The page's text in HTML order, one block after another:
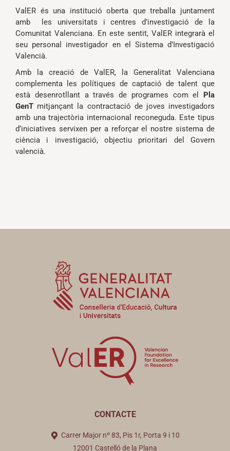
ValER és una institució oberta que treballa juntament
amb les universitats i centres d’investigació de la
Comunitat Valenciana. En este sentit, ValER integrarà el
seu personal investigador en el Sistema d’Investigació
Valencià.
Amb la creació de ValER, la Generalitat Valenciana
complementa les polítiques de captació de talent que
està desenrotllant a través de programes com el Pla
GenT mitjançant la contractació de joves investigadors
amb una trajectòria internacional reconeguda. Este tipus
d’iniciatives servixen per a reforçar el nostre sistema de
ciència i investigació, objectiu prioritari del Govern
valencià.
CONTACTE
Carrer Major nº 83, Pis 1r, Porta 9 i 10
12001 Castelló de la Plana